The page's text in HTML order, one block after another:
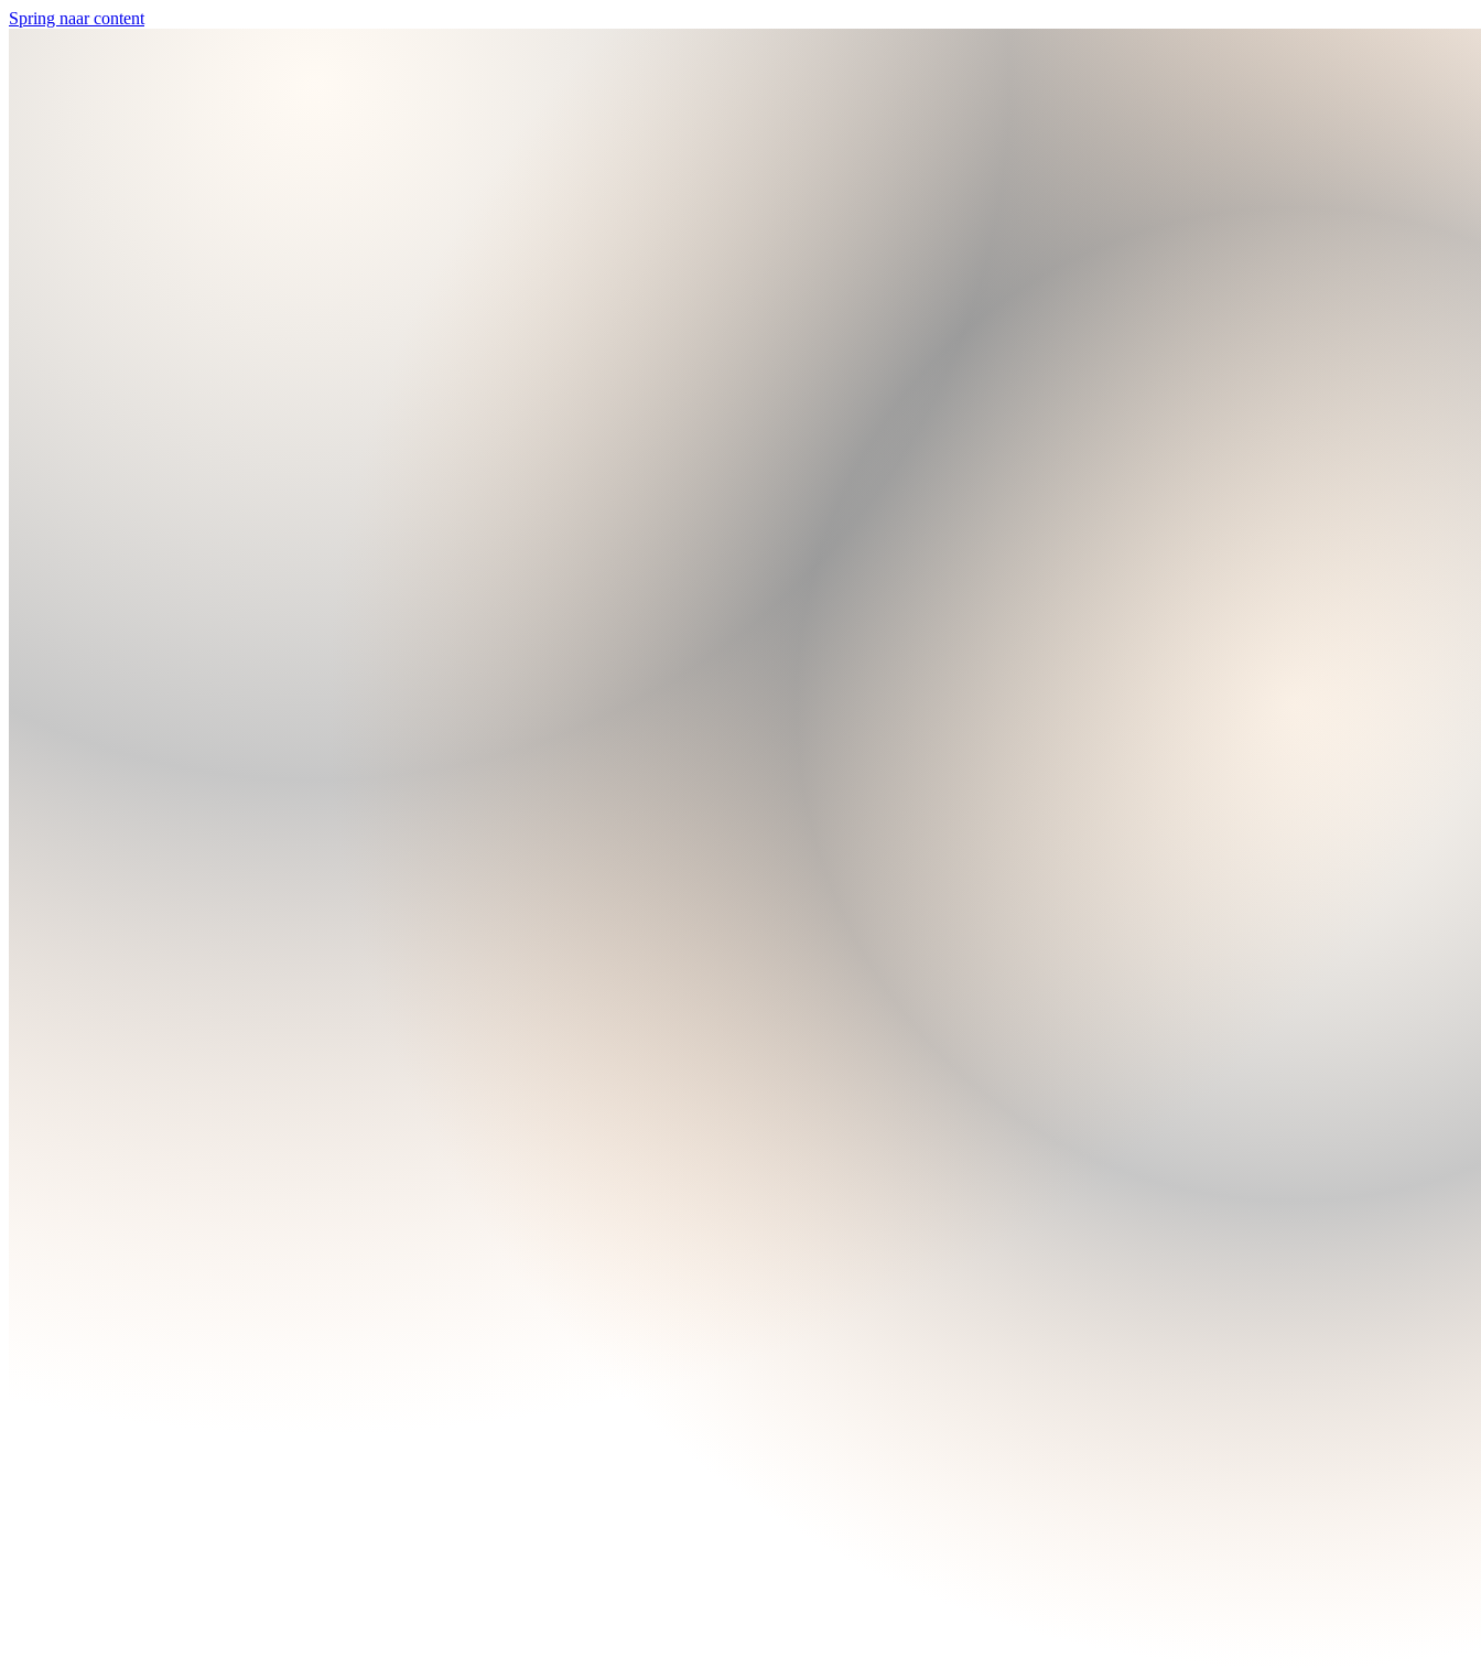
Spring naar content